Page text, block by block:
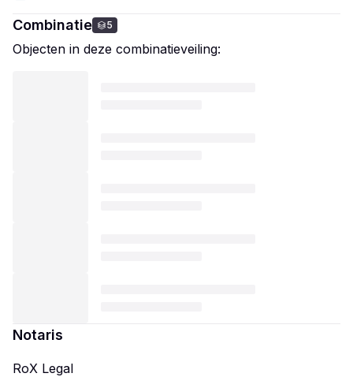
Combinatie 5
Objecten in deze combinatieveiling:
Notaris
RoX Legal